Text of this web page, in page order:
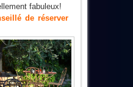
fabuleux!
de réserver